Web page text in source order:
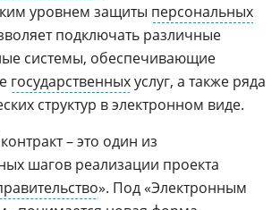
уровнем защиты персональных
подключать различные
системы, обеспечивающие
государственныхуслуг, а также ряда
структур в электронном виде.
– это один из
шагов реализации проекта
». Под «Электронным